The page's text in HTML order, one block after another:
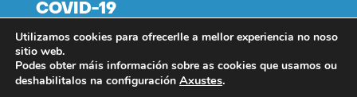
COVID-19
CONTACTO
Utilizamos cookies para ofrecerlle a mellor experiencia no noso
sitio web.
Podes obter máis información sobre as cookies que usamos ou
deshabilitalos na configuración Axustes.